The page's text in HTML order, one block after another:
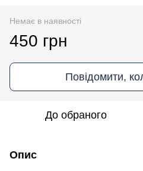
Немає в наявності
450 грн
Повідомити,
До обраного
Опис